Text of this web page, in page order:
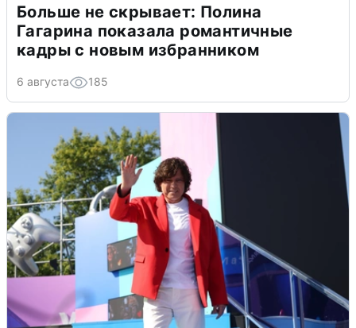
Больше не скрывает: Полина
Гагарина показала романтичные
кадры с новым избранником
6 августа 185